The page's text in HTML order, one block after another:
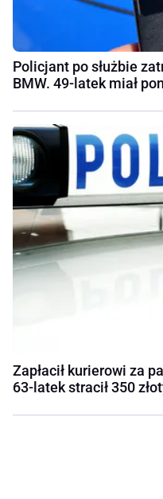
Policjant po służbie
BMW. 49-latek miał
Zapłacił kurierowi za
63-latek stracił 350